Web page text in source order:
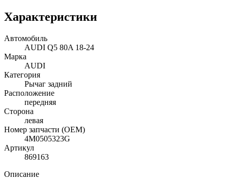
Характеристики
Автомобиль
AUDI Q5 80A 18-24
Марка
AUDI
Категория
Рычаг задний
Расположение
передняя
Сторона
левая
Номер запчасти (OEM)
4M0505323G
Артикул
869163
Описание